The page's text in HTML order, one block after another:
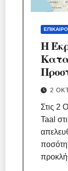
Η
2
Στις 2
Taal